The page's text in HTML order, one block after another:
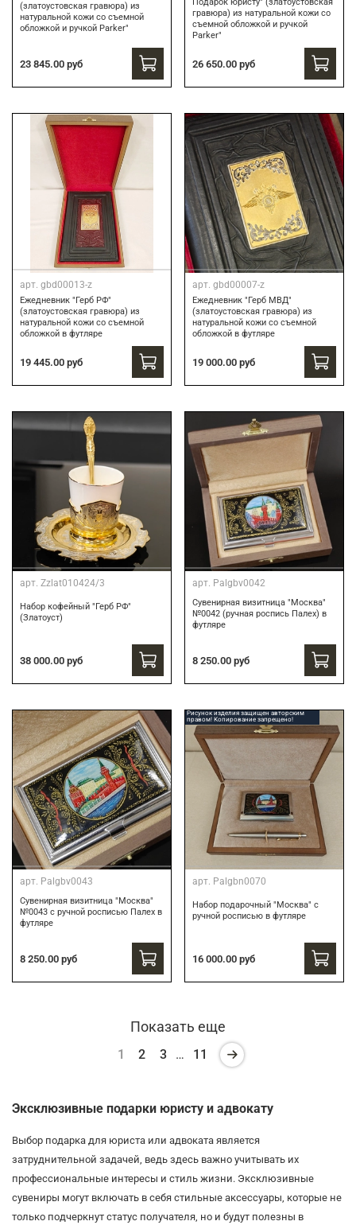
(златоустовская гравюра) из
натуральной кожи со съемной
обложкой и ручкой Parker"
23 845.00 руб
Подарок юристу" (златоустовская
гравюра) из натуральной кожи со
съемной обложкой и ручкой
Parker"
26 650.00 руб
арт. gbd00013-z
Ежедневник "Герб РФ"
(златоустовская гравюра) из
натуральной кожи со съемной
обложкой в футляре
19 445.00 руб
арт. gbd00007-z
Ежедневник "Герб МВД"
(златоустовская гравюра) из
натуральной кожи со съемной
обложкой в футляре
19 000.00 руб
арт. Zzlat010424/3
Набор кофейный "Герб РФ"
(Златоуст)
38 000.00 руб
арт. Palgbv0042
Сувенирная визитница "Москва"
№0042 (ручная роспись Палех) в
футляре
8 250.00 руб
арт. Palgbv0043
Сувенирная визитница "Москва"
№0043 с ручной росписью Палех в
футляре
8 250.00 руб
Рисунок изделия защищен авторским
правом! Копирование запрещено!
арт. Palgbn0070
Набор подарочный "Москва" с
ручной росписью в футляре
16 000.00 руб
Показать еще
1 2 3 … 11
Эксклюзивные подарки юристу и адвокату
Выбор подарка для юриста или адвоката является
затруднительной задачей, ведь здесь важно учитывать их
профессиональные интересы и стиль жизни. Эксклюзивные
сувениры могут включать в себя стильные аксессуары, которые не
только подчеркнут статус получателя, но и будут полезны в